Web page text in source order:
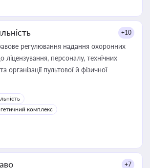
+10
регулювання надання охоронних
ліцензування, персоналу, технічних
організації пультової й фізичної
комплекс
+7